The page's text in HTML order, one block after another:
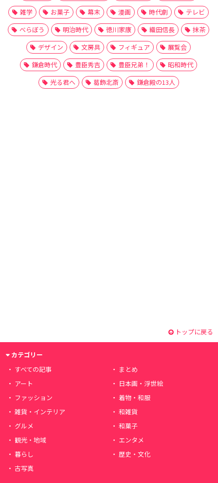
雑学
お菓子 幕末 漫画 時代劇
テレビ
べらぼう
明治時代 徳川家康 織田信長
抹茶
デザイン
文房具 フィギュア
展覧会
鎌倉時代
豊臣秀吉 豊臣兄弟！
昭和時代
光る君へ
葛飾北斎 鎌倉殿の13人
トップに戻る
カテゴリー
すべての記事
まとめ
アート
日本画・浮世絵
ファッション
着物・和服
雑貨・インテリア
和雑貨
グルメ
和菓子
観光・地域
エンタメ
暮らし
歴史・文化
古写真